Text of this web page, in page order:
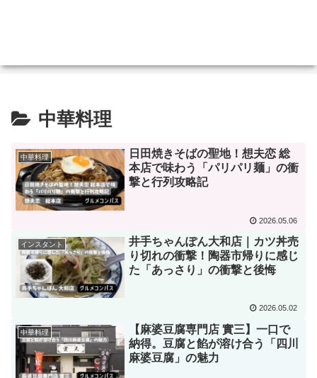
中華料理
中華料理
日田焼きそばの聖地！想夫恋 総
本店で味わう「パリパリ麺」の衝
撃と行列攻略記
2026.05.06
インスタント
井手ちゃんぽん大和店｜カツ丼売
り切れの衝撃！陶器市帰りに感じ
た「あっさり」の衝撃と後悔
2026.05.02
中華料理
【麻婆豆腐専門店 實三】一口で
納得。豆腐と餡が溶け合う「四川
麻婆豆腐」の魅力